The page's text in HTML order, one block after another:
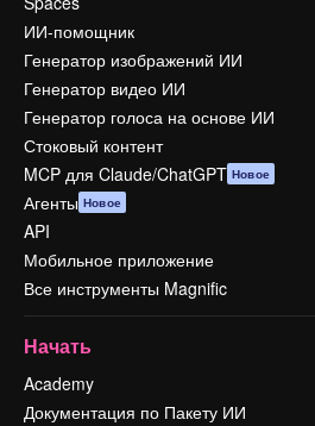
ИИ-помощник
Генератор изображений ИИ
Генератор видео ИИ
Генератор голоса на основе ИИ
Стоковый контент
MCP для Claude/ChatGPT Новое
Агенты Новое
API
Мобильное приложение
Все инструменты Magnific
Начать
Academy
Документация по Пакету ИИ